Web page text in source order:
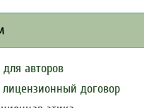
авторов
договор